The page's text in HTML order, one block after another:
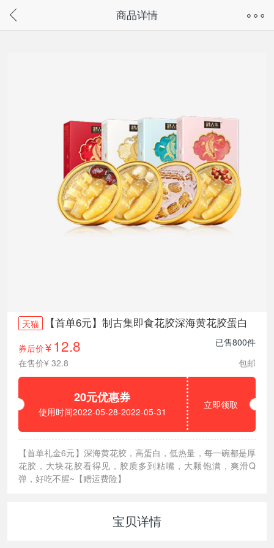
请通过微信或支付宝搜“奇兔客小程序”访问
商品详情
天猫 【首单6元】制古集即食花胶深海黄花胶蛋白
券后价¥ 12.8
已售800件
在售价¥ 32.8
包邮
20元优惠券
使用时间2022-05-28-2022-05-31
立即领取
【首单礼金6元】深海黄花胶，高蛋白，低热量，每一碗都是厚
花胶，大块花胶看得见，胶质多到粘嘴，大颗饱满，爽滑Q
弹，好吃不腥~【赠运费险】
宝贝详情